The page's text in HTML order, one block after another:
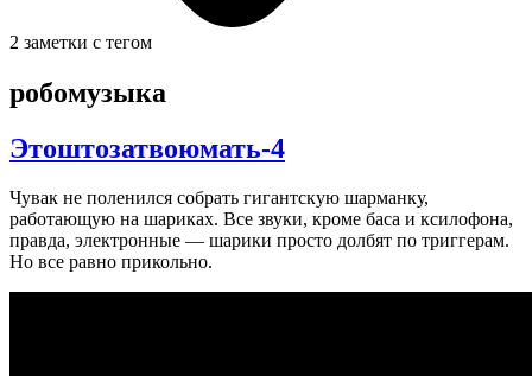
2 заметки с тегом
робомузыка
Этоштозатвоюмать-4
Чувак не поленился собрать гигантскую шарманку,
работающую на шариках. Все звуки, кроме баса и ксилофона,
правда, электронные — шарики просто долбят по триггерам.
Но все равно прикольно.